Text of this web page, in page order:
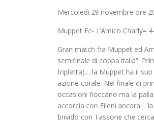
Mercoledì 29 novembre ore
Muppet Fc- L’Amico Charly=
Gran match fra Muppet ed
semifinale di coppa italia”.
tripletta)… la Muppet ha il suo
azione corale. Nel finale di
occasioni fioccano ma la
accorcia con Fileni ancora…
brivido con Tassone che